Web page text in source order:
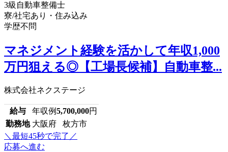
3級自動車整備士
寮/社宅あり・住み込み
学歴不問
マネジメント経験を活かして年収1,000
万円狙える◎【工場長候補】自動車整...
株式会社ネクステージ
給与 年収例5,700,000円
勤務地 大阪府 枚方市
＼最短45秒で完了／
応募へ進む